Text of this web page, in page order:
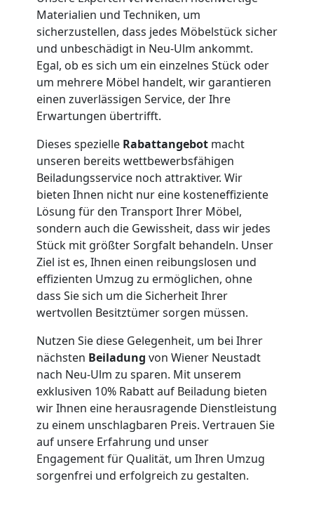
Materialien und Techniken, um
sicherzustellen, dass jedes Möbelstück sicher
und unbeschädigt in Neu-Ulm ankommt.
Egal, ob es sich um ein einzelnes Stück oder
um mehrere Möbel handelt, wir garantieren
einen zuverlässigen Service, der Ihre
Erwartungen übertrifft.
Dieses spezielle Rabattangebot macht
unseren bereits wettbewerbsfähigen
Beiladungsservice noch attraktiver. Wir
bieten Ihnen nicht nur eine kosteneffiziente
Lösung für den Transport Ihrer Möbel,
sondern auch die Gewissheit, dass wir jedes
Stück mit größter Sorgfalt behandeln. Unser
Ziel ist es, Ihnen einen reibungslosen und
effizienten Umzug zu ermöglichen, ohne
dass Sie sich um die Sicherheit Ihrer
wertvollen Besitztümer sorgen müssen.
Nutzen Sie diese Gelegenheit, um bei Ihrer
nächsten Beiladung von Wiener Neustadt
nach Neu-Ulm zu sparen. Mit unserem
exklusiven 10% Rabatt auf Beiladung bieten
wir Ihnen eine herausragende Dienstleistung
zu einem unschlagbaren Preis. Vertrauen Sie
auf unsere Erfahrung und unser
Engagement für Qualität, um Ihren Umzug
sorgenfrei und erfolgreich zu gestalten.
Büroumzug
Wiener
Neustadt
Expressumzug
Wiener
Neustadt
Tragehilfe
Wiener
Neustadt
Kleiner
Umzug
Wiener